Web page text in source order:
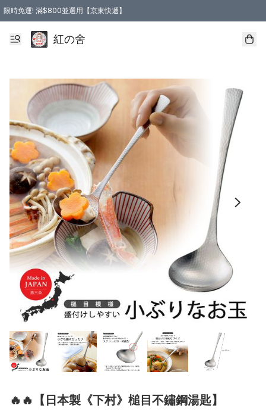
限時免運! 滿$800並選用【京東快遞】
紅の舍
🔥🔥【日本製《下村》槌目不鏽鋼湯匙】